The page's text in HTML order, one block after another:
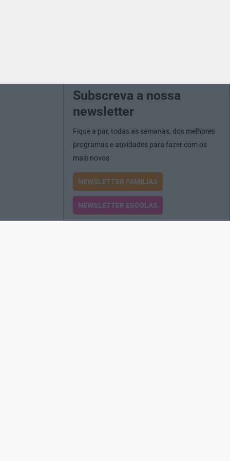
Subscreva a nossa
newsletter
Fique a par, todas as semanas, dos melhores
programas e atividades para fazer com os
mais novos
NEWSLETTER FAMÍLIAS
NEWSLETTER ESCOLAS